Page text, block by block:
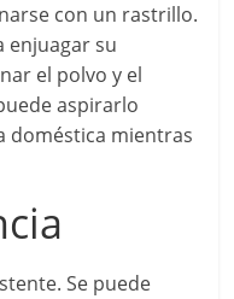
con un rastrillo.
enjuagar su
el polvo y el
aspirarlo
doméstica mientras
Se puede